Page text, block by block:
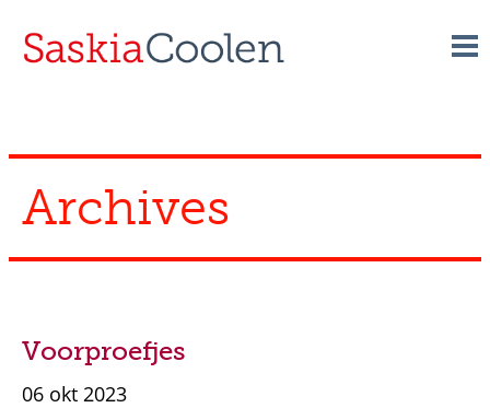
content
Archives
Voorproefjes
06 okt 2023